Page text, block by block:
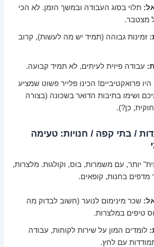
תלוי בסוג העבודה ובמשך הזמן. לא הכי
מצטבר.
זמינות גבוהה (תמיד יש מה לעשות), קרוב
עבודה פיזית לעיתים, לא תמיד קבועה.
היו פרואקטיביים! הכינו פלייר פשוט שמציע
ושימו בתיבות הדואר בשכונה (בצורה
כן?).
/ בתי קפה / חנויות: טעימה
יותר, עם משמרות, בוס, וקולגות. מלצרות,
מדפים בחנות, קופאים.
שכר מינימום לנוער (חשוב לבדוק מה
טיפים במלצרות.
לומדים המון על שירות לקוחות, עבודה
עם לחץ.